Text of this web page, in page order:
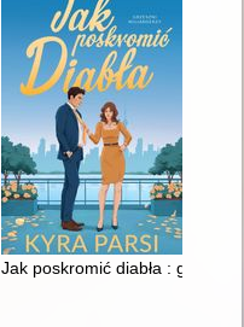
Jak poskromić diabła :